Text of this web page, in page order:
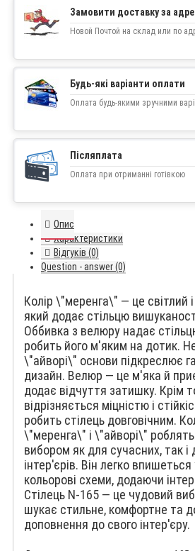
Замовити доставку за
Новой Почтой на склад или по
Будь-які варіанти оплати
Оплата будь-якими зручними
Післяплата
Оплата при отриманні готівкою
Опис
Характеристики
Відгуків (0)
Question - answer (0)
Колір \"меренга\" — це світлий і
який додає стільцю
Оббивка з велюру надає
робить його м'яким на дотик.
\"айворі\" основи підкреслює
дизайн. Велюр — це м'яка й
додає відчуття затишку. Крім
відрізняється міцністю і
робить стілець довговічним.
\"меренга\" і \"айворі\"
вибором як для сучасних, так і
інтер'єрів. Він легко впишеться
кольорові схеми, додаючи
Стілець N-165 — це чудовий
шукає стильне, комфортне та
доповнення до свого інтер'єру.